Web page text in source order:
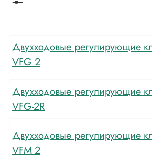
Двухходовые регулирующие
VFG 2
Двухходовые регулирующие
VFG-2R
Двухходовые регулирующие
VFM 2